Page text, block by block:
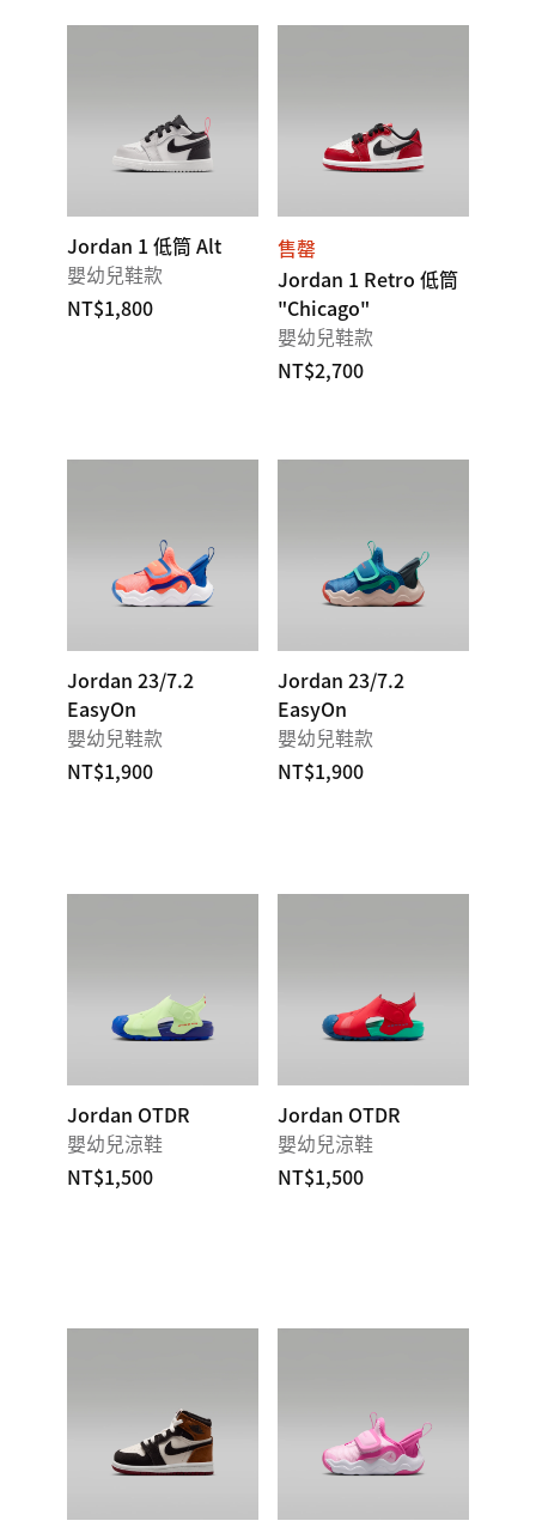
Jordan 1 低筒 Alt
嬰幼兒鞋款
NT$1,800
售罄
Jordan 1 Retro 低筒
"Chicago"
嬰幼兒鞋款
NT$2,700
Jordan 23/7.2
EasyOn
嬰幼兒鞋款
NT$1,900
Jordan 23/7.2
EasyOn
嬰幼兒鞋款
NT$1,900
Jordan OTDR
嬰幼兒涼鞋
NT$1,500
Jordan OTDR
嬰幼兒涼鞋
NT$1,500